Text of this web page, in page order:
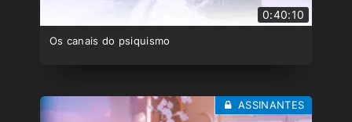
0:40:10
Os canais do psiquismo
ASSINANTES